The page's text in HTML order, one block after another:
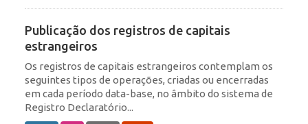
Publicação dos registros de capitais
estrangeiros
Os registros de capitais estrangeiros contemplam os
seguintes tipos de operações, criadas ou encerradas
em cada período data-base, no âmbito do sistema de
Registro Declaratório...